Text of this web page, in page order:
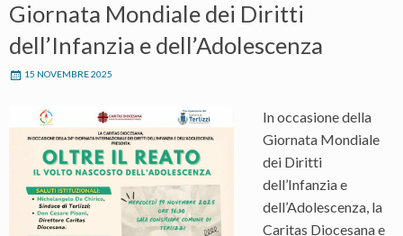
Giornata Mondiale dei Diritti
dell’Infanzia e dell’Adolescenza
15 NOVEMBRE 2025
In occasione della
Giornata Mondiale
dei Diritti
dell’Infanzia e
dell’Adolescenza, la
Caritas Diocesana e